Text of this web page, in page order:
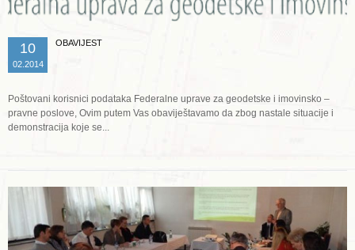
10
02.2014
OBAVIJEST
Poštovani korisnici podataka Federalne uprave za geodetske i imovinsko –
pravne poslove, Ovim putem Vas obaviještavamo da zbog nastale situacije i
demonstracija koje se...